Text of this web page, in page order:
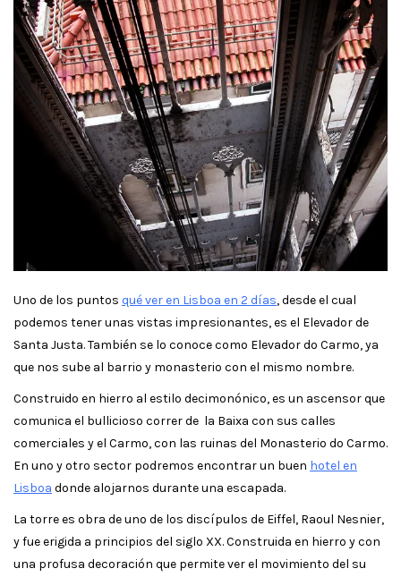
Uno de los puntos qué ver en Lisboa en 2 días, desde el cual
podemos tener unas vistas impresionantes, es el Elevador de
Santa Justa. También se lo conoce como Elevador do Carmo, ya
que nos sube al barrio y monasterio con el mismo nombre.
Construido en hierro al estilo decimonónico, es un ascensor que
comunica el bullicioso correr de la Baixa con sus calles
comerciales y el Carmo, con las ruinas del Monasterio do Carmo.
En uno y otro sector podremos encontrar un buen hotel en
Lisboa donde alojarnos durante una escapada.
La torre es obra de uno de los discípulos de Eiffel, Raoul Nesnier,
y fue erigida a principios del siglo XX. Construida en hierro y con
una profusa decoración que permite ver el movimiento del su